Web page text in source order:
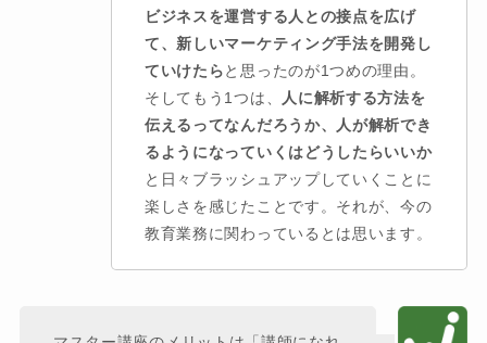
ビジネスを運営する人との接点を広げ
て、新しいマーケティング手法を開発し
ていけたらと思ったのが1つめの理由。
そしてもう1つは、
人に解析する方法を
伝えるってなんだろうか、人が解析でき
るようになっていくはどうしたらいいか
と日々ブラッシュアップしていくことに
楽しさを感じたことです。それが、今の
教育業務に関わっているとは思います。